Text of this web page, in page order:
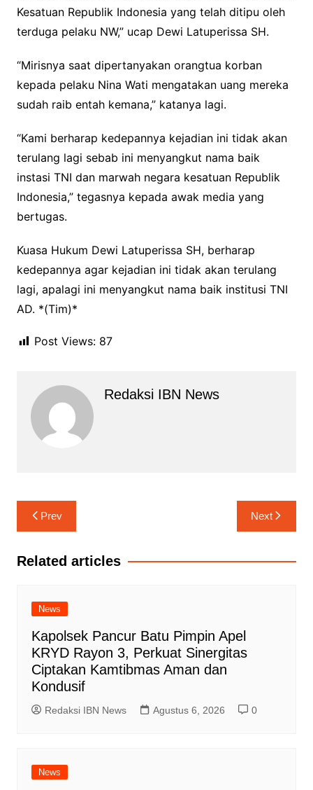
Kesatuan Republik Indonesia yang telah ditipu oleh
terduga pelaku NW,” ucap Dewi Latuperissa SH.
“Mirisnya saat dipertanyakan orangtua korban
kepada pelaku Nina Wati mengatakan uang mereka
sudah raib entah kemana,” katanya lagi.
“Kami berharap kedepannya kejadian ini tidak akan
terulang lagi sebab ini menyangkut nama baik
instasi TNI dan marwah negara kesatuan Republik
Indonesia,” tegasnya kepada awak media yang
bertugas.
Kuasa Hukum Dewi Latuperissa SH, berharap
kedepannya agar kejadian ini tidak akan terulang
lagi, apalagi ini menyangkut nama baik institusi TNI
AD. *(Tim)*
Post Views: 87
Redaksi IBN News
Navigasi
pos
Prev Next
Related articles
News
Kapolsek Pancur Batu Pimpin Apel
KRYD Rayon 3, Perkuat Sinergitas
Ciptakan Kamtibmas Aman dan
Kondusif
Redaksi IBN News Agustus 6, 2026 0
News